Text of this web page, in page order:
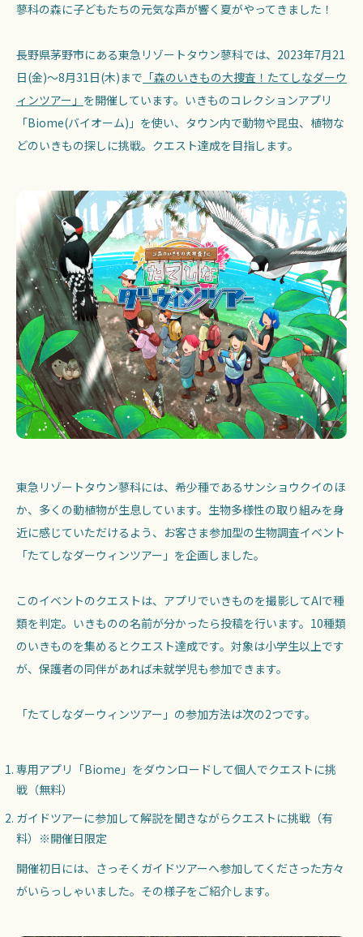
蓼科の森に子どもたちの元気な声が響く夏がやってきました！
長野県茅野市にある東急リゾートタウン蓼科では、2023年7月21
日(金)～8月31日(木)まで 「森のいきもの大捜査！たてしなダーウ
ィンツアー」 を開催しています。いきものコレクションアプリ
「Biome(バイオーム)」を使い、タウン内で動物や昆虫、植物な
どのいきもの探しに挑戦。クエスト達成を目指します。
東急リゾートタウン蓼科には、希少種であるサンショウクイのほ
か、多くの動植物が生息しています。生物多様性の取り組みを身
近に感じていただけるよう、お客さま参加型の生物調査イベント
「たてしなダーウィンツアー」を企画しました。
このイベントのクエストは、アプリでいきものを撮影してAIで種
類を判定。いきものの名前が分かったら投稿を行います。10種類
のいきものを集めるとクエスト達成です。対象は小学生以上です
が、保護者の同伴があれば未就学児も参加できます。
「たてしなダーウィンツアー」の参加方法は次の2つです。
専用アプリ「Biome」をダウンロードして個人でクエストに挑
戦（無料）
ガイドツアーに参加して解説を聞きながらクエストに挑戦（有
料）※開催日限定
開催初日には、さっそくガイドツアーへ参加してくださった方々
がいらっしゃいました。その様子をご紹介します。